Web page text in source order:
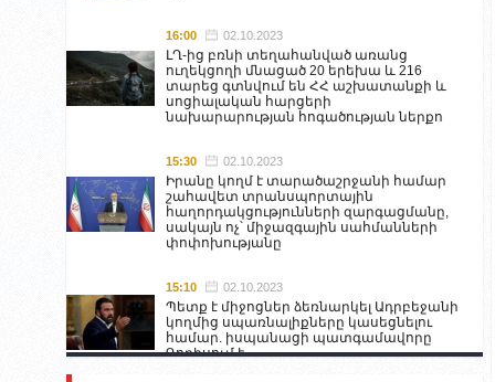
16:00 02.10.2023
ԼՂ-ից բռնի տեղահանված առանց
ուղեկցողի մնացած 20 երեխա և 216
տարեց գտնվում են ՀՀ աշխատանքի և
սոցիալական հարցերի
նախարարության հոգածության ներքո
15:30 02.10.2023
Իրանը կողմ է տարածաշրջանի համար
շահավետ տրանսպորտային
հաղորդակցությունների զարգացմանը,
սակայն ոչ՝ միջազգային սահմանների
փոփոխությանը
15:10 02.10.2023
Պետք է միջոցներ ձեռնարկել Ադրբեջանի
կողմից սպառնալիքները կասեցնելու
համար. իսպանացի պատգամավորը
Գորիսում է